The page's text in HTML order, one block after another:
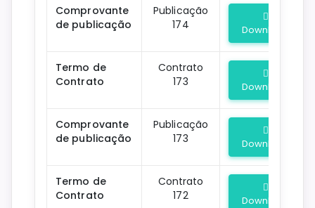
Comprovante
de publicação
Publicação
174
Download
Termo de
Contrato
Contrato
173
Download
Comprovante
de publicação
Publicação
173
Download
Termo de
Contrato
Contrato
172
Download